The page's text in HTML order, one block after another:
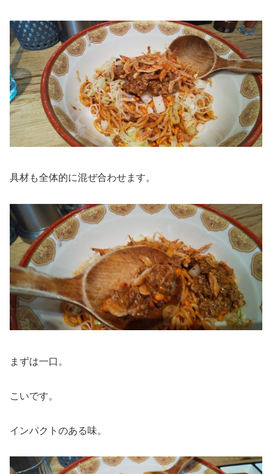
具材も全体的に混ぜ合わせます。
まずは一口。
こいです。
インパクトのある味。